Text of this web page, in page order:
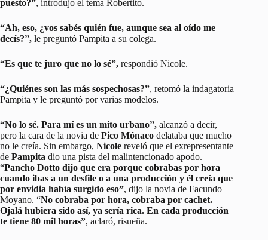
puesto?”, introdujo el tema Robertito.
“Ah, eso, ¿vos sabés quién fue, aunque sea al oído me
decís?”, le preguntó Pampita a su colega.
“Es que te juro que no lo sé”, respondió Nicole.
“¿Quiénes son las más sospechosas?”, retomó la indagatoria
Pampita y le preguntó por varias modelos.
“No lo sé. Para mí es un mito urbano”, alcanzó a decir,
pero la cara de la novia de Pico Mónaco delataba que mucho
no le creía. Sin embargo, Nicole reveló que el exrepresentante
de Pampita dio una pista del malintencionado apodo.
“Pancho Dotto dijo que era porque cobrabas por hora
cuando ibas a un desfile o a una producción y él creía que
por envidia había surgido eso”, dijo la novia de Facundo
Moyano. “No cobraba por hora, cobraba por cachet.
Ojalá hubiera sido así, ya sería rica. En cada producción
te tiene 80 mil horas”, aclaró, risueña.